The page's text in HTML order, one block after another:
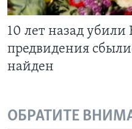
10 лет назад
предвидения
найден
ОБРАТИТЕ